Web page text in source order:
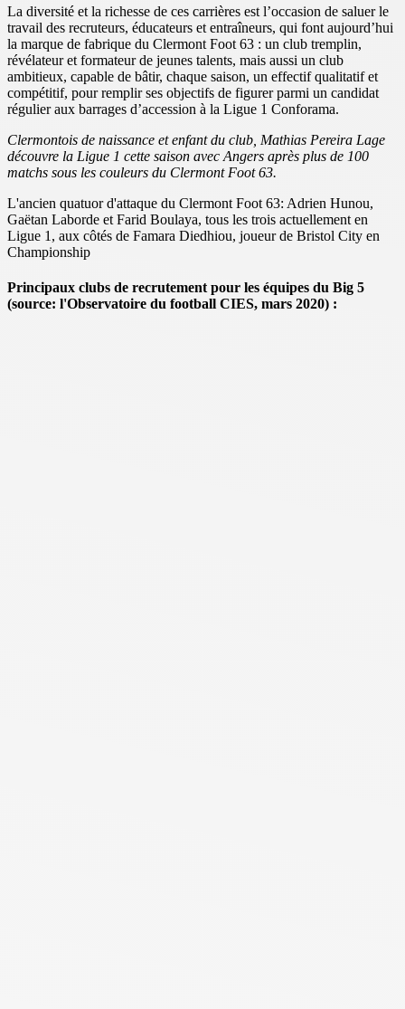
La diversité et la richesse de ces carrières est l’occasion de saluer le
travail des recruteurs, éducateurs et entraîneurs, qui font aujourd’hui
la marque de fabrique du Clermont Foot 63 : un club tremplin,
révélateur et formateur de jeunes talents, mais aussi un club
ambitieux, capable de bâtir, chaque saison, un effectif qualitatif et
compétitif, pour remplir ses objectifs de figurer parmi un candidat
régulier aux barrages d’accession à la Ligue 1 Conforama.
Clermontois de naissance et enfant du club, Mathias Pereira Lage
découvre la Ligue 1 cette saison avec Angers après plus de 100
matchs sous les couleurs du Clermont Foot 63.
L'ancien quatuor d'attaque du Clermont Foot 63: Adrien Hunou,
Gaëtan Laborde et Farid Boulaya, tous les trois actuellement en
Ligue 1, aux côtés de Famara Diedhiou, joueur de Bristol City en
Championship
Principaux clubs de recrutement pour les équipes du Big 5
(source: l'Observatoire du football CIES, mars 2020) :